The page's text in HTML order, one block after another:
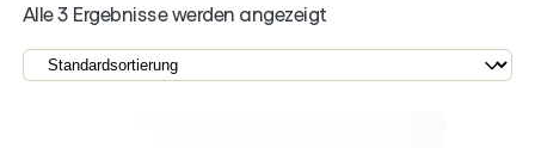
Alle 3 Ergebnisse werden angezeigt